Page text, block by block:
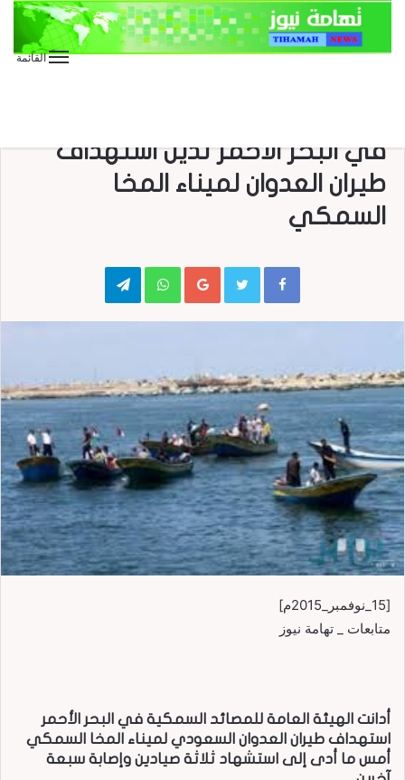
القائمة
في البحر الاحمر تدين استهداف
طيران العدوان لميناء المخا
السمكي
Google+
WhatsApp
Telegram
[15_نوفمبر_2015م]
متابعات _ تهامة نيوز
أدانت الهيئة العامة للمصائد السمكية في البحر الأحمر
استهداف طيران العدوان السعودي لميناء المخا السمكي
أمس ما أدى إلى استشهاد ثلاثة صيادين وإصابة سبعة